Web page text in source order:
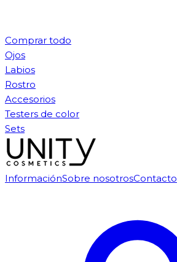
Comprar todo
Ojos
Labios
Rostro
Accesorios
Testers de color
Sets
InformaciónSobre nosotrosContacto